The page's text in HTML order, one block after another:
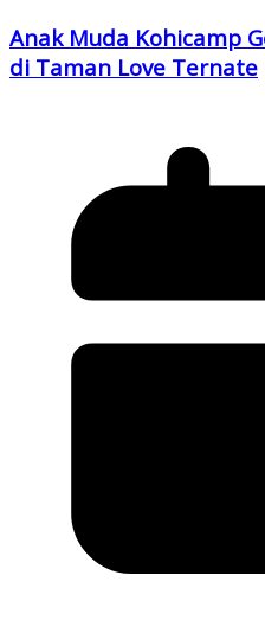
Anak Muda Kohicamp
di Taman Love Ternate